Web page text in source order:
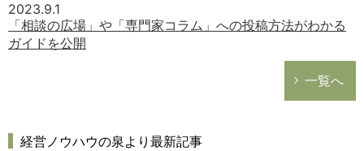
2023.9.1
「相談の広場」や「専門家コラム」への投稿方法がわかる
ガイドを公開
一覧へ
経営ノウハウの泉より最新記事